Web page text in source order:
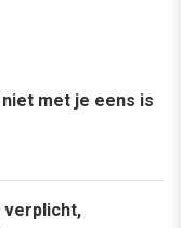
met je eens is
verplicht,